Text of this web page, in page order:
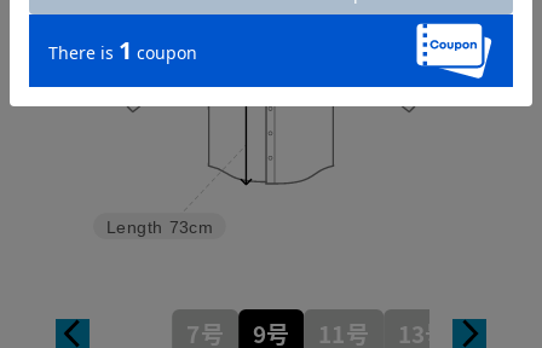
Length 73cm
7号 9号 11号 13号